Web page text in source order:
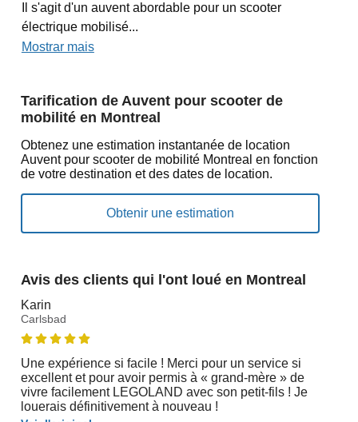
Il s'agit d'un auvent abordable pour un scooter
électrique mobilisé...
Mostrar mais
Tarification de Auvent pour scooter de
mobilité en Montreal
Obtenez une estimation instantanée de location
Auvent pour scooter de mobilité Montreal en fonction
de votre destination et des dates de location.
Avis des clients qui l'ont loué en Montreal
Karin
Carlsbad
Une expérience si facile ! Merci pour un service si
excellent et pour avoir permis à « grand-mère » de
vivre facilement LEGOLAND avec son petit-fils ! Je
louerais définitivement à nouveau !